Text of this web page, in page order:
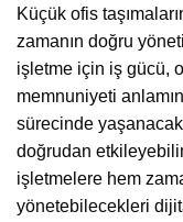
Küçük ofis
zamanın doğru
işletme için iş gücü,
memnuniyeti
sürecinde
doğrudan
işletmelere hem
yönetebilecekleri